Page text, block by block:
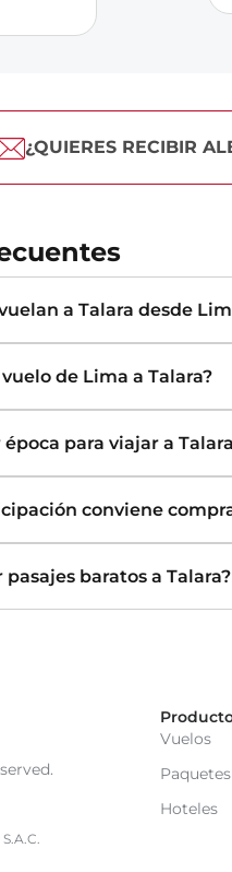
¿QUIERES RECIBIR
a Talara desde
de Lima a Talara?
época para viajar a
conviene
baratos a Talara?
Vuelos
Paquetes
Hoteles